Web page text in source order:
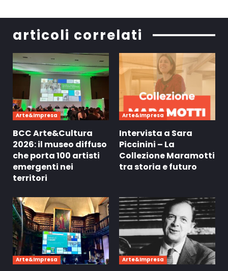
articoli correlati
Arte&Impresa
BCC Arte&Cultura
2026: il museo diffuso
che porta 100 artisti
emergenti nei
territori
Arte&Impresa
Intervista a Sara
Piccinini – La
Collezione Maramotti
tra storia e futuro
Arte&Impresa Arte&Impresa